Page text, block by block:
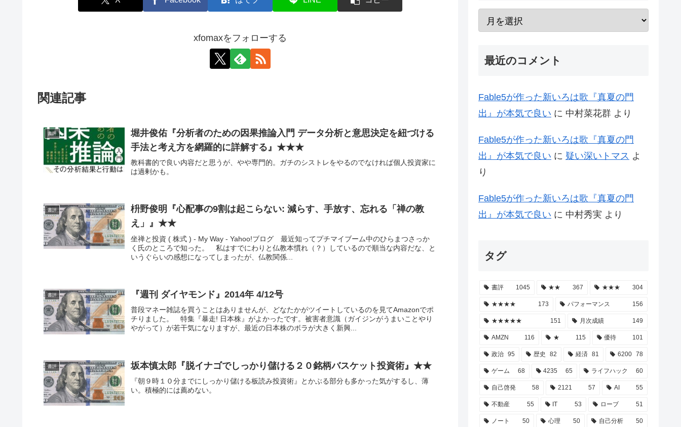
xfomaxをフォローする
関連記事
書評
堀井俊佑『分析者のための因果推論入門 データ分析と意思決定を紐づける
手法と考え方を網羅的に詳解する』★★★
教科書的で良い内容だと思うが、やや専門的。ガチのシストレをやるのでなければ個人投資家に
は過剰かも。
書評
枡野俊明『心配事の9割は起こらない: 減らす、手放す、忘れる「禅の教
え」』★★
坐禅と投資 ( 株式 ) - My Way - Yahoo!ブログ 最近知ってプチマイブーム中のひらまつさっか
く氏のところで知った。 私はすでにわりと仏教本慣れ（？）しているので順当な内容だな、と
いうぐらいの感想になってしまったが、仏教関係...
書評 『週刊 ダイヤモンド』2014年 4/12号
普段マネー雑誌を買うことはありませんが、どなたかがツイートしているのを見てAmazonでポ
チりました。 特集『暴走! 日本株』がよかったです。被害者意識（ガイジンがうまいことやり
やがって）が若干気になりますが、最近の日本株のボラが大きく新興...
書評 坂本慎太郎『脱イナゴでしっかり儲ける２０銘柄バスケット投資術』★★
『朝９時１０分までにしっかり儲ける板読み投資術』とかぶる部分も多かった気がするし、薄
い。積極的には薦めない。
最近のコメント
Fable5が作った新いろは歌『真夏の門
出』が本気で良い に 中村菜花群 より
Fable5が作った新いろは歌『真夏の門
出』が本気で良い に 疑い深いトマス よ
り
Fable5が作った新いろは歌『真夏の門
出』が本気で良い に 中村秀実 より
タグ
書評 1045 ★★ 367 ★★★ 304
★★★★ 173 パフォーマンス 156
★★★★★ 151 月次成績 149
AMZN 116 ★ 115 優待 101
政治 95 歴史 82 経済 81 6200 78
ゲーム 68 4235 65 ライフハック 60
自己啓発 58 2121 57 AI 55
不動産 55 IT 53 ローブ 51
ノート 50 心理 50 自己分析 50